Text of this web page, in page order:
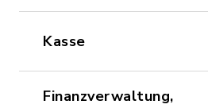
Kasse
Finanzverwaltung,